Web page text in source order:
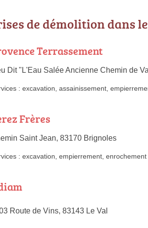
de démolition dans
Terrassement
Dit "L'Eau Salée Ancienne Chemin de
: excavation assainissement
Frères
Saint Jean, 83170 Brignoles
: excavation empierrement enrochement
Route de Vins, 83143 Le Val